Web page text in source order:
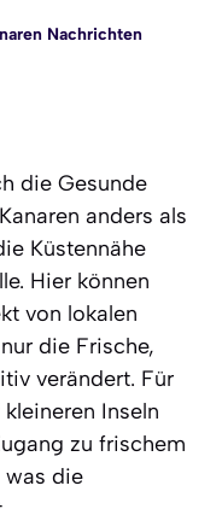
Nachrichten
die Gesunde
anders als
Küstennähe
Hier können
von lokalen
die Frische,
verändert. Für
Inseln
zu frischem
was die